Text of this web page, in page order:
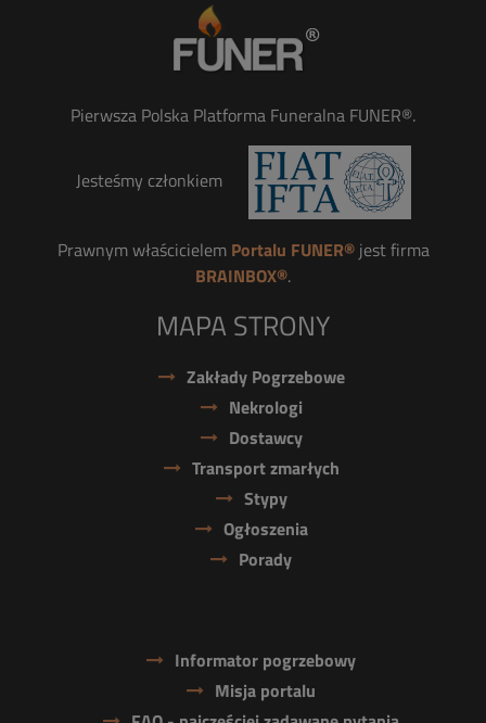
Pierwsza Polska Platforma Funeralna FUNER®.
Jesteśmy członkiem
Prawnym właścicielem Portalu FUNER®jest firma
BRAINBOX®.
MAPA STRONY
Zakłady Pogrzebowe
Nekrologi
Dostawcy
Transport zmarłych
Stypy
Ogłoszenia
Porady
Informator pogrzebowy
Misja portalu